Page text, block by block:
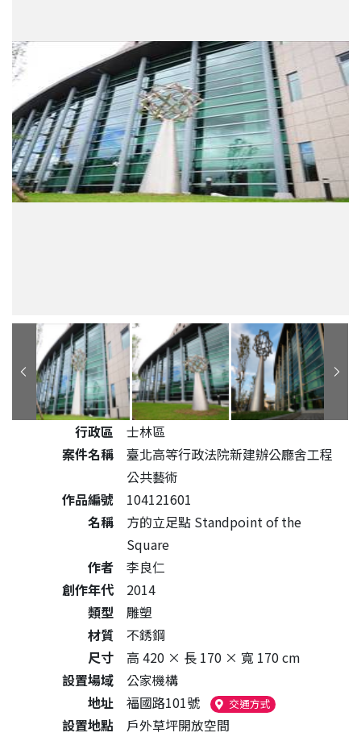
公共藝術作品詳細資料
行政區
士林區
案件名稱
臺北高等行政法院新建辦公廳舍工程
公共藝術
作品編號
104121601
名稱
方的立足點 Standpoint of the
Square
作者
李良仁
創作年代
2014
類型
雕塑
材質
不銹鋼
尺寸
高 420 × 長 170 × 寬 170 cm
設置場域
公家機構
地址
福國路101號 交通方式（另開新視窗）
設置地點
戶外草坪開放空間